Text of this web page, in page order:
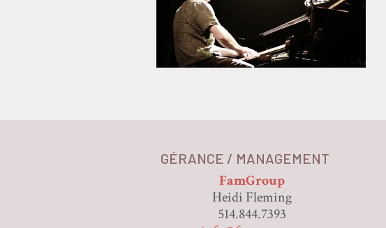
GÉRANCE / MANAGEMENT
FamGroup
Heidi Fleming
514.844.7393